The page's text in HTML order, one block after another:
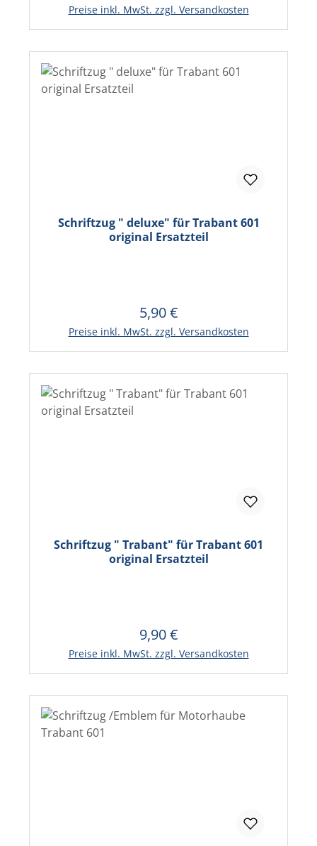
Preise inkl. MwSt. zzgl. Versandkosten
Schriftzug " deluxe" für Trabant 601
original Ersatzteil
Regulärer Preis:
5,90 €
Preise inkl. MwSt. zzgl. Versandkosten
In den Warenkorb
Schriftzug " Trabant" für Trabant 601
original Ersatzteil
Regulärer Preis:
9,90 €
Preise inkl. MwSt. zzgl. Versandkosten
In den Warenkorb